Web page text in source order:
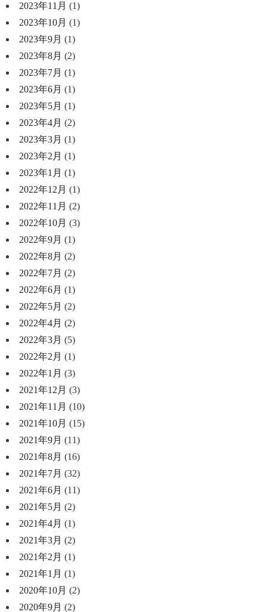
2023年11月 (1)
2023年10月 (1)
2023年9月 (1)
2023年8月 (2)
2023年7月 (1)
2023年6月 (1)
2023年5月 (1)
2023年4月 (2)
2023年3月 (1)
2023年2月 (1)
2023年1月 (1)
2022年12月 (1)
2022年11月 (2)
2022年10月 (3)
2022年9月 (1)
2022年8月 (2)
2022年7月 (2)
2022年6月 (1)
2022年5月 (2)
2022年4月 (2)
2022年3月 (5)
2022年2月 (1)
2022年1月 (3)
2021年12月 (3)
2021年11月 (10)
2021年10月 (15)
2021年9月 (11)
2021年8月 (16)
2021年7月 (32)
2021年6月 (11)
2021年5月 (2)
2021年4月 (1)
2021年3月 (2)
2021年2月 (1)
2021年1月 (1)
2020年10月 (2)
2020年9月 (2)